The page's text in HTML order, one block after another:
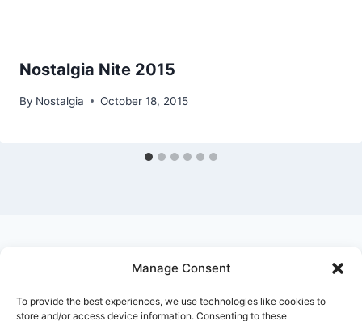
Manage Consent
To provide the best experiences, we use technologies like cookies to
store and/or access device information. Consenting to these
Nostalgia Nite 2015
By Nostalgia October 18, 2015
Reflections
Privacy Policy
About Us Contact Us